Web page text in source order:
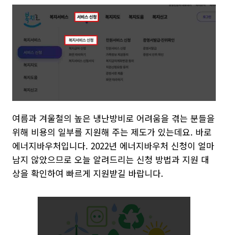
여름과 겨울철의 높은 냉난방비로 어려움을 겪는 분들을
위해 비용의 일부를 지원해 주는 제도가 있는데요. 바로
에너지바우처입니다. 2022년 에너지바우처 신청이 얼마
남지 않았으므로 오늘 알려드리는 신청 방법과 지원 대
상을 확인하여 빠르게 지원받길 바랍니다.